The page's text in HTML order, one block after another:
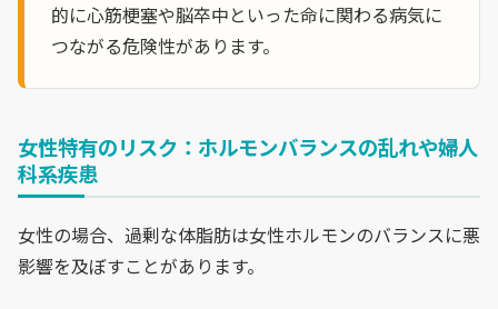
的に心筋梗塞や脳卒中といった命に関わる病気に
つながる危険性があります。
女性特有のリスク：ホルモンバランスの乱れや婦人
科系疾患
女性の場合、過剰な体脂肪は女性ホルモンのバランスに悪
影響を及ぼすことがあります。